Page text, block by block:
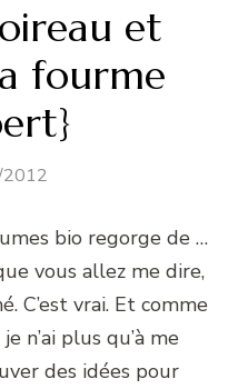
et
fourme
bio regorge de …
vous allez me dire,
C’est vrai. Et comme
n’ai plus qu’à me
des idées pour